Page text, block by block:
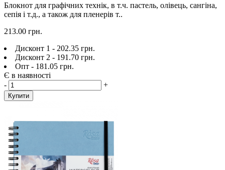
Блокнот для графічних технік, в т.ч. пастель, олівець, сангіна,
сепія і т.д., а також для пленерів т..
213.00 грн.
Дисконт 1 - 202.35 грн.
Дисконт 2 - 191.70 грн.
Опт - 181.05 грн.
Є в наявності
-
+
Купити